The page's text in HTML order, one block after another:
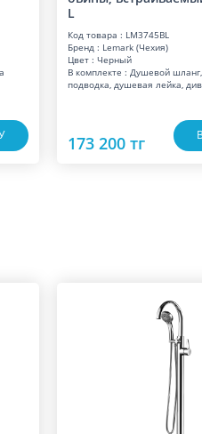
L
Код товара : LM3745BL
Бренд : Lemark (Чехия)
Цвет : Черный
В комплекте : Душевой шланг,
подводка, душевая лейка,
173 200 тг